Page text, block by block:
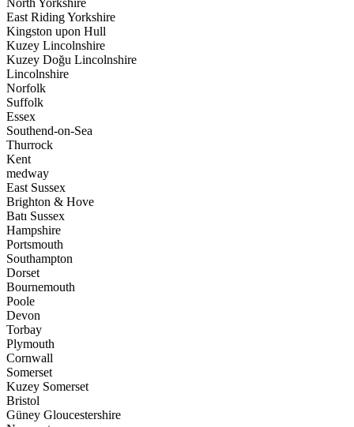
North Yorkshire
East Riding Yorkshire
Kingston upon Hull
Kuzey Lincolnshire
Kuzey Doğu Lincolnshire
Lincolnshire
Norfolk
Suffolk
Essex
Southend-on-Sea
Thurrock
Kent
medway
East Sussex
Brighton & Hove
Batı Sussex
Hampshire
Portsmouth
Southampton
Dorset
Bournemouth
Poole
Devon
Torbay
Plymouth
Cornwall
Somerset
Kuzey Somerset
Bristol
Güney Gloucestershire